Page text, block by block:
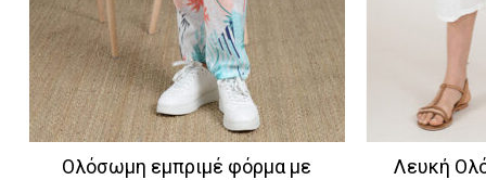
Ολόσωμη εμπριμέ φόρμα με
Λευκή